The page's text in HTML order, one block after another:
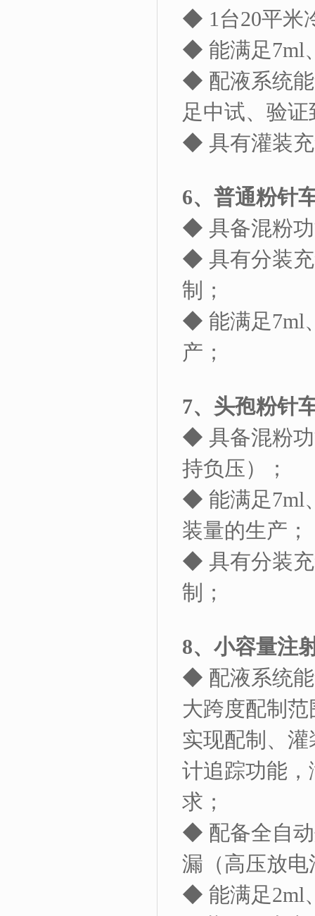
◆ 1台20平米
◆ 能满足7ml
◆ 配液系统
足中试、验
◆ 具有灌装
6、普通粉针
◆ 具备混粉
◆ 具有分装
制；
◆ 能满足7ml
产；
7、头孢粉针
◆ 具备混粉
持负压）；
◆ 能满足7ml
装量的生产；
◆ 具有分装
制；
8、小容量注
◆ 配液系统
大跨度配制
实现配制、
计追踪功能
求；
◆ 配备全自
漏（高压放电
◆ 能满足2ml